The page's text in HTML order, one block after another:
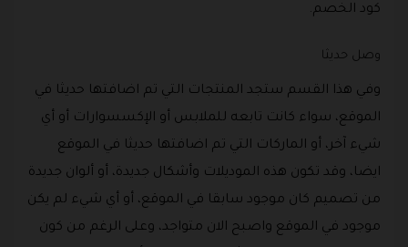
كود الخصم.
وصل حديثا
وفي هذا القسم ستجد المنتجات التي تم اضافتها حديثا في
الموقع، سواء كانت تابعه للملابس أو الإكسسوارات أو أي
شيء آخر، أو الماركات التي تم اضافتها حديثا في الموقع
ايضا، وقد تكون هذه الموديلات وأشكال جديدة، أو ألوان جديدة
من تصميم كان موجود سابقا في الموقع، أو أي شيء لم يكن
موجود في الموقع واصبح الان متواجد، وعلى الرغم من كون